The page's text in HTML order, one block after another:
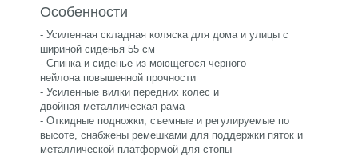
Особенности
- Усиленная складная коляска для дома и улицы с
шириной сиденья 55 см
- Спинка и сиденье из моющегося черного
нейлона повышенной прочности
- Усиленные вилки передних колес и
двойная металлическая рама
- Откидные подножки, съемные и регулируемые по
высоте, снабжены ремешками для поддержки пяток и
металлической платформой для стопы